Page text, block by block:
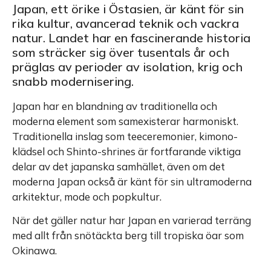
Japan, ett örike i Östasien, är känt för sin
rika kultur, avancerad teknik och vackra
natur. Landet har en fascinerande historia
som sträcker sig över tusentals år och
präglas av perioder av isolation, krig och
snabb modernisering.
Japan har en blandning av traditionella och
moderna element som samexisterar harmoniskt.
Traditionella inslag som teeceremonier, kimono-
klädsel och Shinto-shrines är fortfarande viktiga
delar av det japanska samhället, även om det
moderna Japan också är känt för sin ultramoderna
arkitektur, mode och popkultur.
När det gäller natur har Japan en varierad terräng
med allt från snötäckta berg till tropiska öar som
Okinawa.